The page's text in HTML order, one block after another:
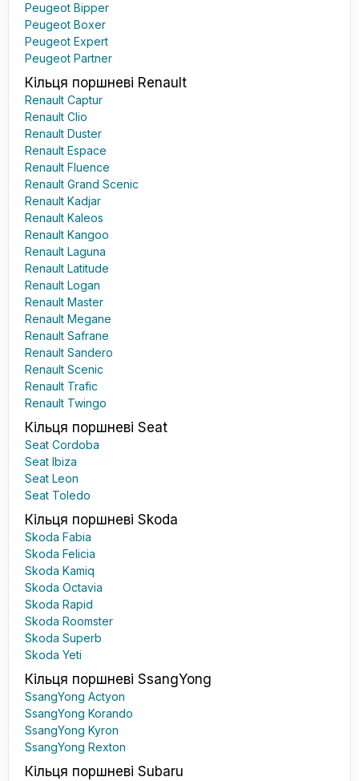
Peugeot Bipper
Peugeot Boxer
Peugeot Expert
Peugeot Partner
Кільця поршневі Renault
Renault Captur
Renault Clio
Renault Duster
Renault Espace
Renault Fluence
Renault Grand Scenic
Renault Kadjar
Renault Kaleos
Renault Kangoo
Renault Laguna
Renault Latitude
Renault Logan
Renault Master
Renault Megane
Renault Safrane
Renault Sandero
Renault Scenic
Renault Trafic
Renault Twingo
Кільця поршневі Seat
Seat Cordoba
Seat Ibiza
Seat Leon
Seat Toledo
Кільця поршневі Skoda
Skoda Fabia
Skoda Felicia
Skoda Kamiq
Skoda Octavia
Skoda Rapid
Skoda Roomster
Skoda Superb
Skoda Yeti
Кільця поршневі SsangYong
SsangYong Actyon
SsangYong Korando
SsangYong Kyron
SsangYong Rexton
Кільця поршневі Subaru